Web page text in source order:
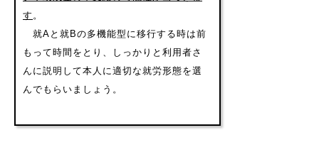
す 。
就Aと就Bの多機能型に移行する時は前
もって時間をとり、しっかりと利用者さ
んに説明して本人に適切な就労形態を選
んでもらいましょう。